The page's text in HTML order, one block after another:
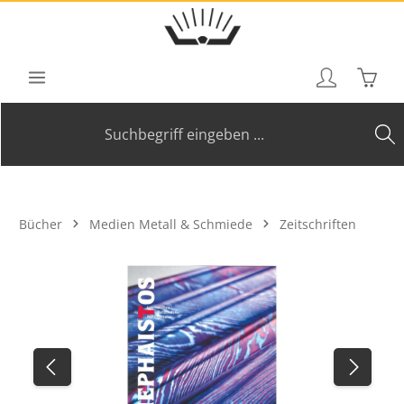
Zum Hauptinhalt springen
Bücher Medien Metall & Schmiede Zeitschriften
Bildergalerie überspringen